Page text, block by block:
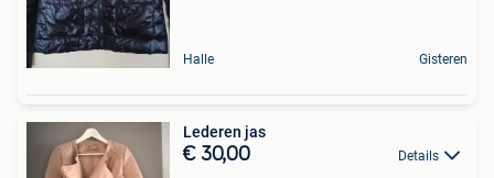
Halle Gisteren
Lederen jas
€ 30,00 Details